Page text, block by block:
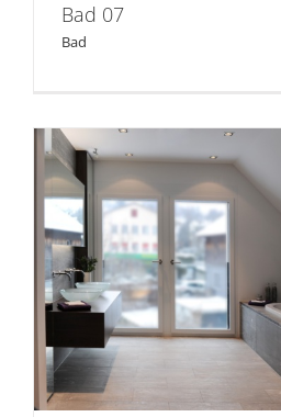
Bad 07
Bad
Bad 06